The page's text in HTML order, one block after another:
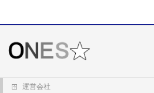
運営会社